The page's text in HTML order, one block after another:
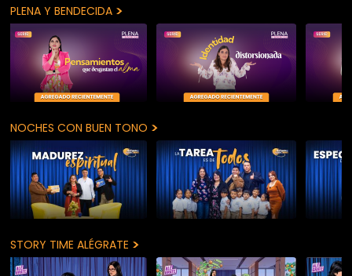
PLENA Y BENDECIDA >
NOCHES CON BUEN TONO >
STORY TIME ALÉGRATE >